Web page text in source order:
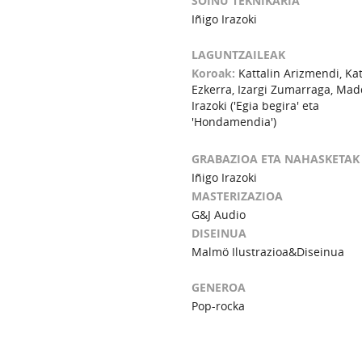
Iñigo Irazoki
LAGUNTZAILEAK
Koroak: Kattalin Arizmendi,
Ezkerra, Izargi Zumarraga,
Irazoki ('Egia begira' eta
'Hondamendia')
GRABAZIOA ETA NAHASKETAK
Iñigo Irazoki
MASTERIZAZIOA
G&J Audio
DISEINUA
Malmö Ilustrazioa&Diseinua
GENEROA
Pop-rocka